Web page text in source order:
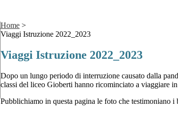
Home >
Viaggi Istruzione 2022_2023
Viaggi Istruzione 2022_2023
Dopo un lungo periodo di interruzione causato dalla
classi del liceo Gioberti hanno ricominciato a viaggiare
Pubblichiamo in questa pagina le foto che testimoniano